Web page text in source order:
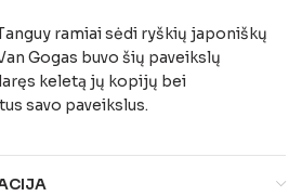
ramiai sėdi ryškių japoniškų
Gogas buvo šių paveikslų
keletą jų kopijų bei
savo paveikslus.